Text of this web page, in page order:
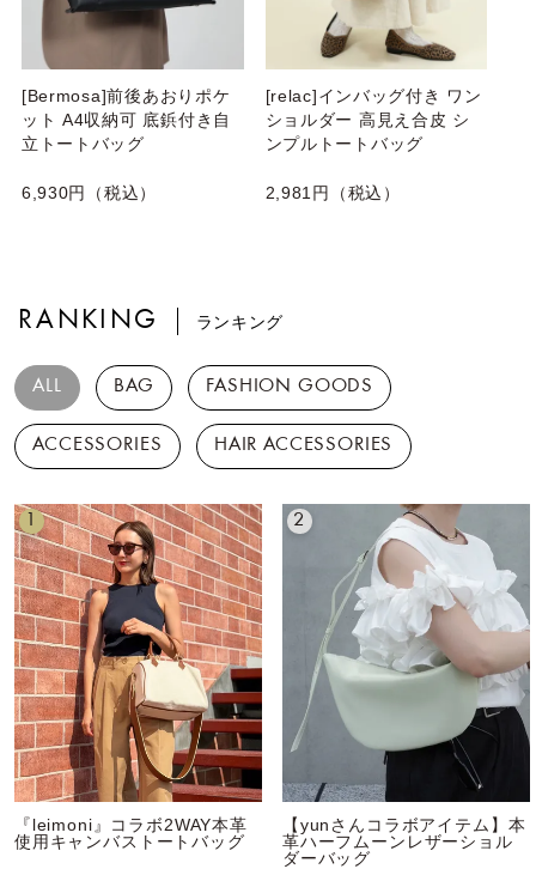
[Bermosa]前後あおりポケ
ット A4収納可 底鋲付き自
立トートバッグ
6,930円（税込）
[relac]インバッグ付き ワン
ショルダー 高見え合皮 シ
ンプルトートバッグ
2,981円（税込）
RANKING ランキング
ALL BAG FASHION GOODS
ACCESSORIES HAIR ACCESSORIES
1
『leimoni』コラボ2WAY本革
使用キャンバストートバッグ
2
【yunさんコラボアイテム】本
革ハーフムーンレザーショル
ダーバッグ